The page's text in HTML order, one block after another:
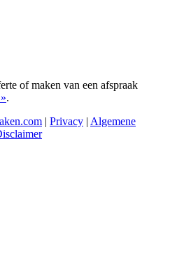
of maken van een afspraak
.
| Privacy | Algemene